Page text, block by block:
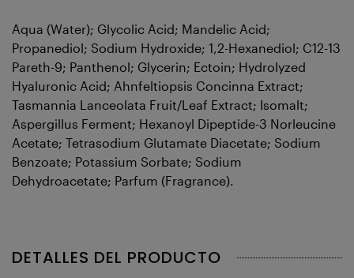
Aqua (Water); Glycolic Acid; Mandelic Acid;
Propanediol; Sodium Hydroxide; 1,2-Hexanediol; C12-13
Pareth-9; Panthenol; Glycerin; Ectoin; Hydrolyzed
Hyaluronic Acid; Ahnfeltiopsis Concinna Extract;
Tasmannia Lanceolata Fruit/Leaf Extract; Isomalt;
Aspergillus Ferment; Hexanoyl Dipeptide-3 Norleucine
Acetate; Tetrasodium Glutamate Diacetate; Sodium
Benzoate; Potassium Sorbate; Sodium
Dehydroacetate; Parfum (Fragrance).
DETALLES DEL PRODUCTO